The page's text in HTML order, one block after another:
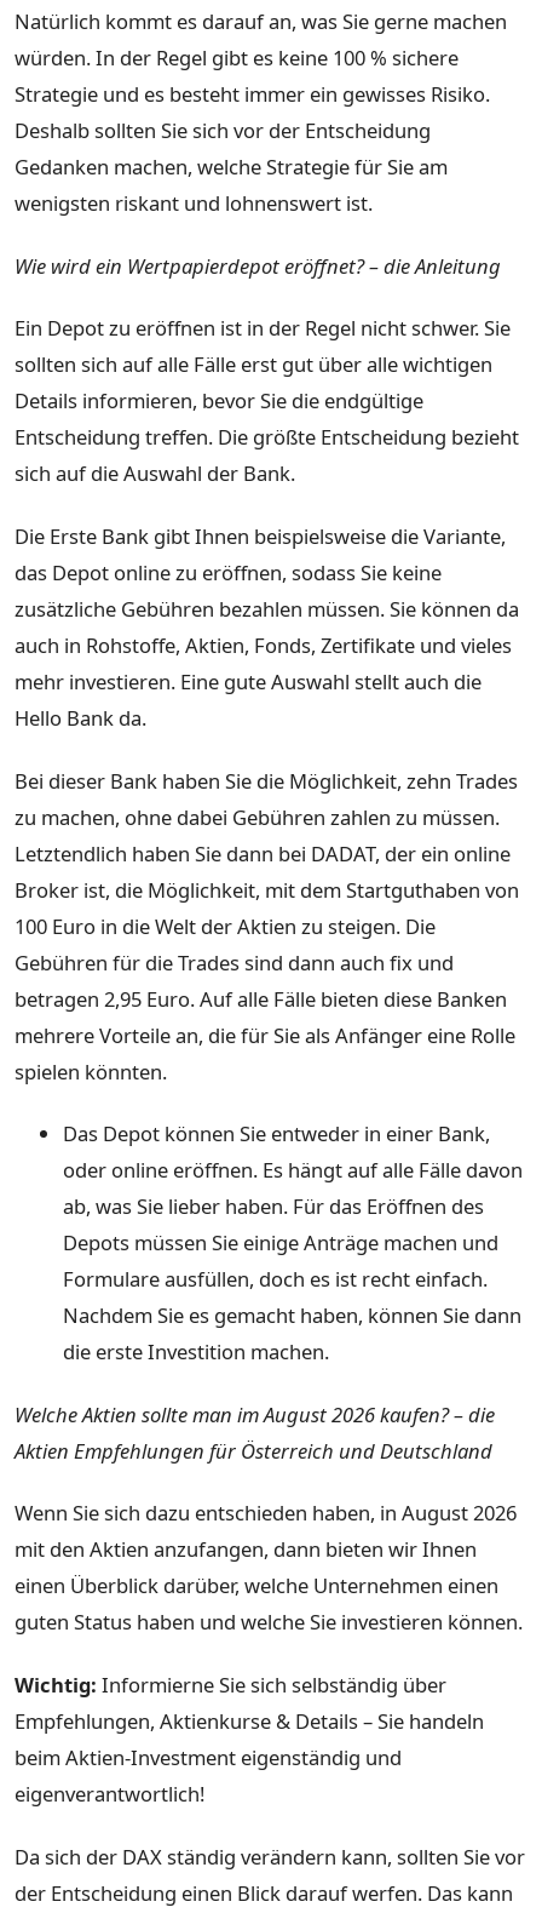
Natürlich kommt es darauf an, was Sie gerne machen
würden. In der Regel gibt es keine 100 % sichere
Strategie und es besteht immer ein gewisses Risiko.
Deshalb sollten Sie sich vor der Entscheidung
Gedanken machen, welche Strategie für Sie am
wenigsten riskant und lohnenswert ist.
Wie wird ein Wertpapierdepot eröffnet? – die Anleitung
Ein Depot zu eröffnen ist in der Regel nicht schwer. Sie
sollten sich auf alle Fälle erst gut über alle wichtigen
Details informieren, bevor Sie die endgültige
Entscheidung treffen. Die größte Entscheidung bezieht
sich auf die Auswahl der Bank.
Die Erste Bank gibt Ihnen beispielsweise die Variante,
das Depot online zu eröffnen, sodass Sie keine
zusätzliche Gebühren bezahlen müssen. Sie können da
auch in Rohstoffe, Aktien, Fonds, Zertifikate und vieles
mehr investieren. Eine gute Auswahl stellt auch die
Hello Bank da.
Bei dieser Bank haben Sie die Möglichkeit, zehn Trades
zu machen, ohne dabei Gebühren zahlen zu müssen.
Letztendlich haben Sie dann bei DADAT, der ein online
Broker ist, die Möglichkeit, mit dem Startguthaben von
100 Euro in die Welt der Aktien zu steigen. Die
Gebühren für die Trades sind dann auch fix und
betragen 2,95 Euro. Auf alle Fälle bieten diese Banken
mehrere Vorteile an, die für Sie als Anfänger eine Rolle
spielen könnten.
Das Depot können Sie entweder in einer Bank,
oder online eröffnen. Es hängt auf alle Fälle davon
ab, was Sie lieber haben. Für das Eröffnen des
Depots müssen Sie einige Anträge machen und
Formulare ausfüllen, doch es ist recht einfach.
Nachdem Sie es gemacht haben, können Sie dann
die erste Investition machen.
Welche Aktien sollte man im August 2026 kaufen? – die
Aktien Empfehlungen für Österreich und Deutschland
Wenn Sie sich dazu entschieden haben, in August 2026
mit den Aktien anzufangen, dann bieten wir Ihnen
einen Überblick darüber, welche Unternehmen einen
guten Status haben und welche Sie investieren können.
Wichtig: Informierne Sie sich selbständig über
Empfehlungen, Aktienkurse & Details – Sie handeln
beim Aktien-Investment eigenständig und
eigenverantwortlich!
Da sich der DAX ständig verändern kann, sollten Sie vor
der Entscheidung einen Blick darauf werfen. Das kann